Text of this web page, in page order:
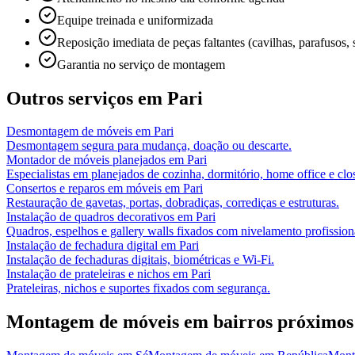
Equipe treinada e uniformizada
Reposição imediata de peças faltantes (cavilhas, parafusos,
Garantia no serviço de montagem
Outros serviços em Pari
Desmontagem de móveis em Pari
Desmontagem segura para mudança, doação ou descarte.
Montador de móveis planejados em Pari
Especialistas em planejados de cozinha, dormitório, home office e
Consertos e reparos em móveis em Pari
Restauração de gavetas, portas, dobradiças, corrediças e estruturas.
Instalação de quadros decorativos em Pari
Quadros, espelhos e gallery walls fixados com nivelamento
Instalação de fechadura digital em Pari
Instalação de fechaduras digitais, biométricas e Wi-Fi.
Instalação de prateleiras e nichos em Pari
Prateleiras, nichos e suportes fixados com segurança.
Montagem de móveis em bairros próximos